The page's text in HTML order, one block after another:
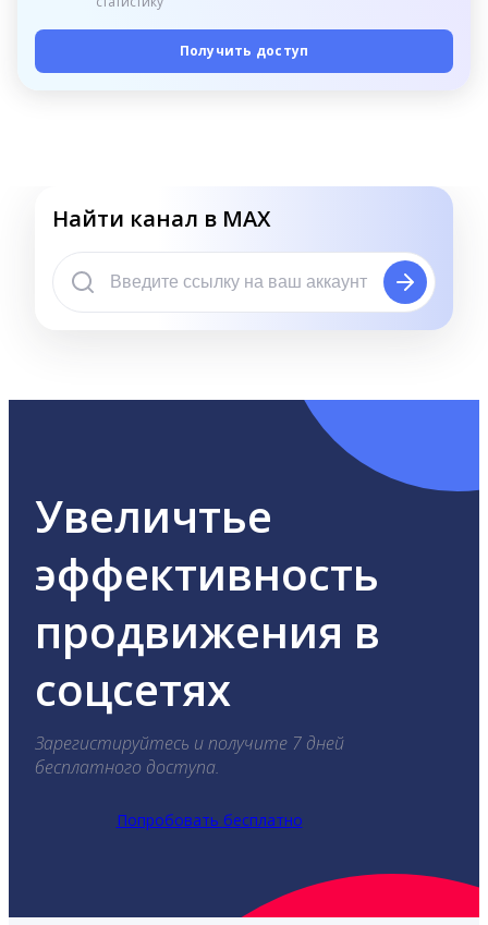
Получить доступ
Найти канал в MAX
Увеличтье
эффективность
продвижения в
соцсетях
Зарегистируйтесь и получите 7 дней
бесплатного доступа.
Попробовать бесплатно